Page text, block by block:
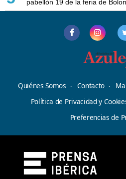
pabellón 19 de la feria de
Quiénes Somos Contacto
Política de Privacidad y
Preferencias de